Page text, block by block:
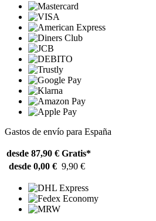
Gastos de envío para España
desde 87,90 € Gratis*
desde 0,00 € 9,90 €